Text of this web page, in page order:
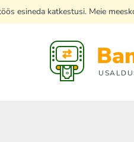
esineda katkestusi. Meie